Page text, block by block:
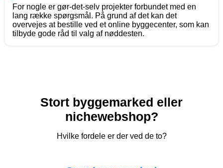
For nogle er gør-det-selv projekter forbundet med en
lang række spørgsmål. På grund af det kan det
overvejes at bestille ved et online byggecenter, som kan
tilbyde gode råd til valg af nøddesten.
Stort byggemarked eller
nichewebshop?
Hvilke fordele er der ved de to?